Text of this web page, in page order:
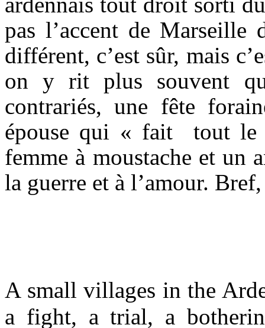
pas l’accent de Marseille
différent, c’est sûr, mais
on y rit plus souvent
contrariés, une fête
épouse qui « fait tout le
femme à moustache et un
la guerre et à l’amour. Bref,
A small villages in the
a fight, a trial, a